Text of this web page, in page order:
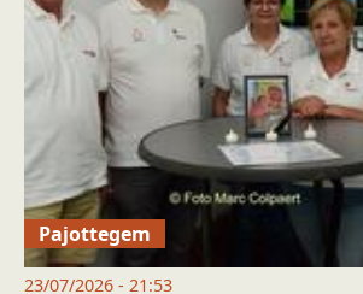
Pajottegem
23/07/2026 - 21:53